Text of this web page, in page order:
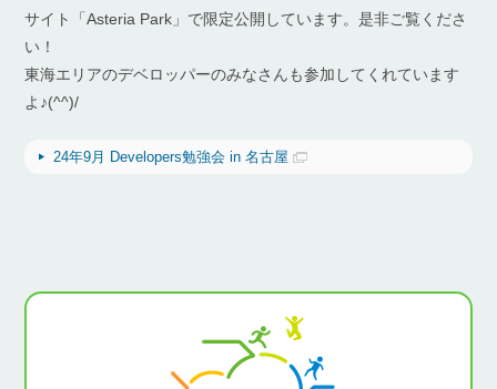
サイト「Asteria Park」で限定公開しています。是非ご覧くださ
い！
東海エリアのデベロッパーのみなさんも参加してくれています
よ♪(^^)/
24年9月 Developers勉強会 in 名古屋